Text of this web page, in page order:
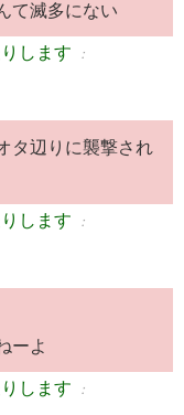
て滅多にない
します ：
タ辺りに襲撃され
します ：
ーよ
します ：